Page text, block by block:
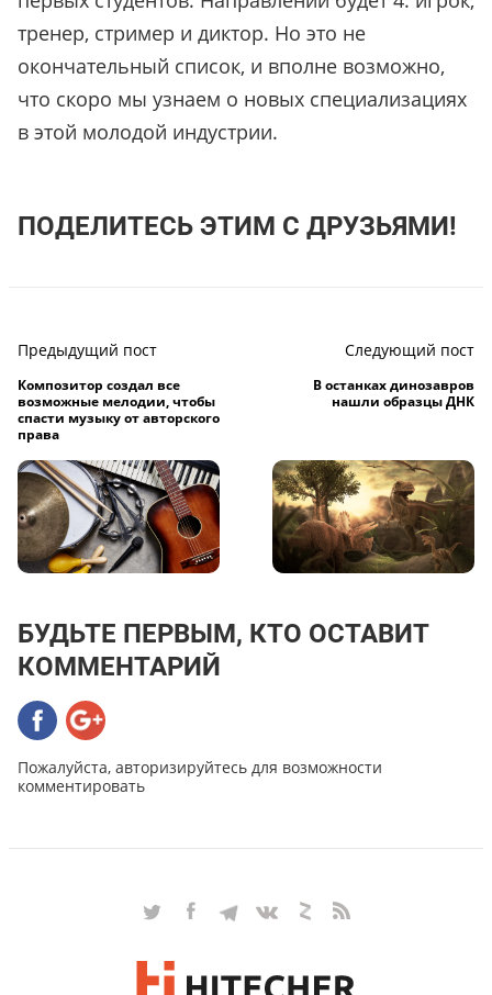
тренер, стример и диктор. Но это не
окончательный список, и вполне возможно,
что скоро мы узнаем о новых специализациях
в этой молодой индустрии.
ПОДЕЛИТЕСЬ ЭТИМ С ДРУЗЬЯМИ!
Предыдущий пост
Композитор создал все
возможные мелодии, чтобы
спасти музыку от авторского
права
Следующий пост
В останках динозавров
нашли образцы ДНК
БУДЬТЕ ПЕРВЫМ, КТО ОСТАВИТ
КОММЕНТАРИЙ
Пожалуйста, авторизируйтесь для возможности
комментировать